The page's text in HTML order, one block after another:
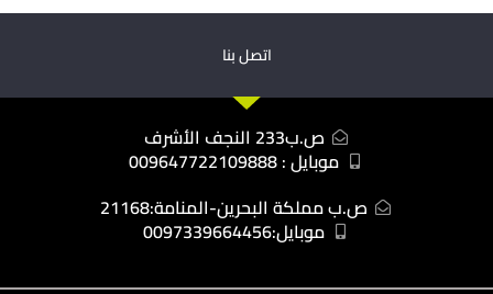
اتصل بنا
ص.ب233 النجف الأشرف
موبايل : 009647722109888
ص.ب مملكة البحرين-المنامة:21168
موبايل:0097339664456